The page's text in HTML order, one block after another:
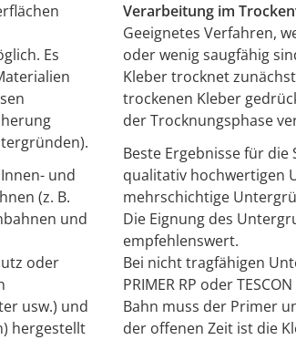
Es
und
(z. B.
und
oder
usw.) und
hergestellt
Verarbeitung im
Geeignetes Verfahren,
oder wenig saugfähig
Kleber trocknet
trockenen Kleber
der Trocknungsphase
Beste Ergebnisse für
qualitativ hochwertigen
mehrschichtige
Die Eignung des
empfehlenswert.
Bei nicht tragfähigen
PRIMER RP oder
Bahn muss der Primer
der offenen Zeit ist die